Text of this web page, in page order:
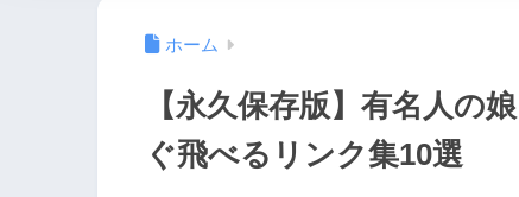
ホーム
【永久保存版】有名人の
ぐ飛べるリンク集10選